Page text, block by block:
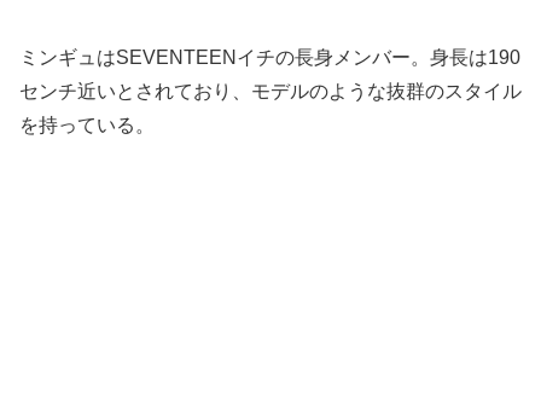
ミンギュはSEVENTEENイチの長身メンバー。身長は190
センチ近いとされており、モデルのような抜群のスタイル
を持っている。